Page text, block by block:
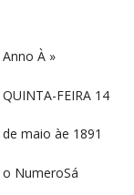
Anno À »
QUINTA-FEIRA 14
de maio àe 1891
o NumeroSá